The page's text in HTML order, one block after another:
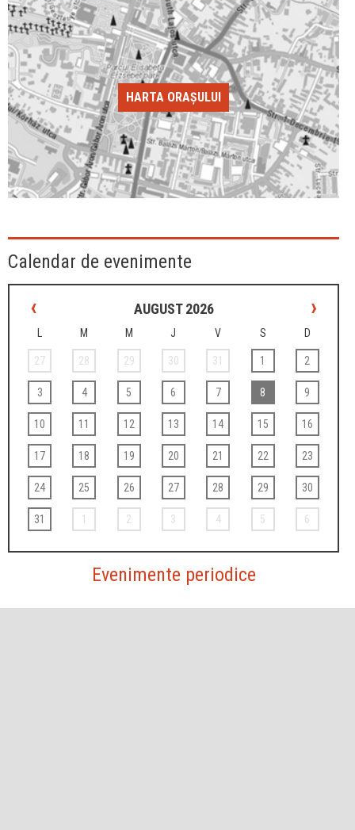
HARTA ORAȘULUI
Calendar de evenimente
‹ AUGUST 2026 ›
L M M J V S D
27 28 29 30 31 1 2
3 4 5 6 7 8 9
10 11 12 13 14 15 16
17 18 19 20 21 22 23
24 25 26 27 28 29 30
31 1 2 3 4 5 6
Evenimente periodice